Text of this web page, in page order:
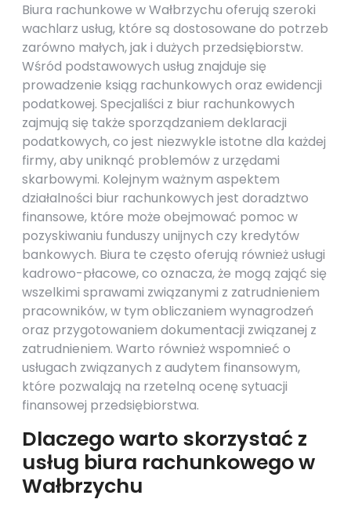
Biura rachunkowe w Wałbrzychu oferują szeroki
wachlarz usług, które są dostosowane do potrzeb
zarówno małych, jak i dużych przedsiębiorstw.
Wśród podstawowych usług znajduje się
prowadzenie ksiąg rachunkowych oraz ewidencji
podatkowej. Specjaliści z biur rachunkowych
zajmują się także sporządzaniem deklaracji
podatkowych, co jest niezwykle istotne dla każdej
firmy, aby uniknąć problemów z urzędami
skarbowymi. Kolejnym ważnym aspektem
działalności biur rachunkowych jest doradztwo
finansowe, które może obejmować pomoc w
pozyskiwaniu funduszy unijnych czy kredytów
bankowych. Biura te często oferują również usługi
kadrowo-płacowe, co oznacza, że mogą zająć się
wszelkimi sprawami związanymi z zatrudnieniem
pracowników, w tym obliczaniem wynagrodzeń
oraz przygotowaniem dokumentacji związanej z
zatrudnieniem. Warto również wspomnieć o
usługach związanych z audytem finansowym,
które pozwalają na rzetelną ocenę sytuacji
finansowej przedsiębiorstwa.
Dlaczego warto skorzystać z
usług biura rachunkowego w
Wałbrzychu